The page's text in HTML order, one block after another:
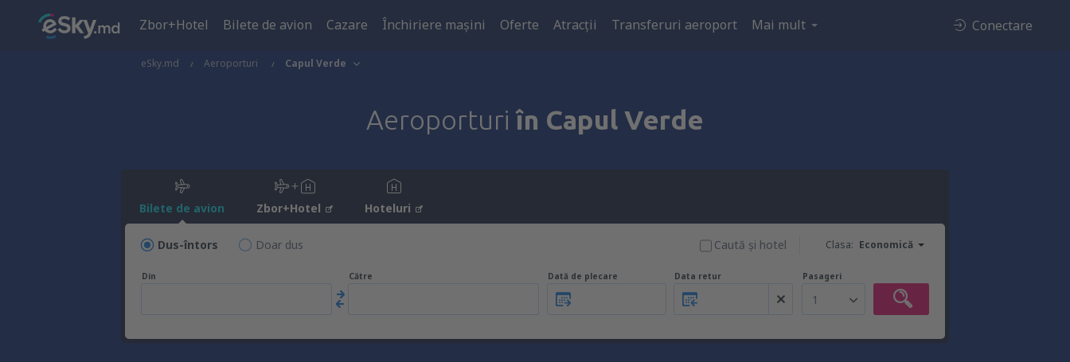
Zbor+Hotel Bilete de avion Cazare Închiriere mașini Oferte Atracţii Transferuri aeroport Mai mult Conectare
eSky.md Aeroporturi Capul Verde
Aeroporturiîn Capul Verde
Bilete de avion Zbor+Hotel Hoteluri
Dus-întors Doar dus Clasa: Economică
Caută şi hotel
Din Către Dată de plecare Data retur Pasageri
1